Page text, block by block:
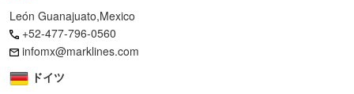
León Guanajuato,Mexico
+52-477-796-0560
infomx@marklines.com
ドイツ